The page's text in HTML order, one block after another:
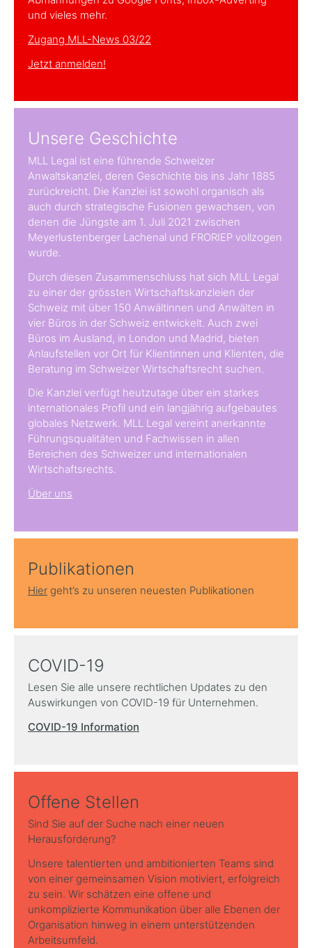
und vieles mehr.
Zugang MLL-News 03/22
Jetzt anmelden!
Unsere Geschichte
MLL Legal ist eine führende Schweizer
Anwaltskanzlei, deren Geschichte bis ins Jahr 1885
zurückreicht. Die Kanzlei ist sowohl organisch als
auch durch strategische Fusionen gewachsen, von
denen die Jüngste am 1. Juli 2021 zwischen
Meyerlustenberger Lachenal und FRORIEP vollzogen
wurde.
Durch diesen Zusammenschluss hat sich MLL Legal
zu einer der grössten Wirtschaftskanzleien der
Schweiz mit über 150 Anwältinnen und Anwälten in
vier Büros in der Schweiz entwickelt. Auch zwei
Büros im Ausland, in London und Madrid, bieten
Anlaufstellen vor Ort für Klientinnen und Klienten, die
Beratung im Schweizer Wirtschaftsrecht suchen.
Die Kanzlei verfügt heutzutage über ein starkes
internationales Profil und ein langjährig aufgebautes
globales Netzwerk. MLL Legal vereint anerkannte
Führungsqualitäten und Fachwissen in allen
Bereichen des Schweizer und internationalen
Wirtschaftsrechts.
Über uns
Publikationen
Hier geht’s zu unseren neuesten Publikationen
COVID-19
Lesen Sie alle unsere rechtlichen Updates zu den
Auswirkungen von COVID-19 für Unternehmen.
COVID-19 Information
Offene Stellen
Sind Sie auf der Suche nach einer neuen
Herausforderung?
Unsere talentierten und ambitionierten Teams sind
von einer gemeinsamen Vision motiviert, erfolgreich
zu sein. Wir schätzen eine offene und
unkomplizierte Kommunikation über alle Ebenen der
Organisation hinweg in einem unterstützenden
Arbeitsumfeld.